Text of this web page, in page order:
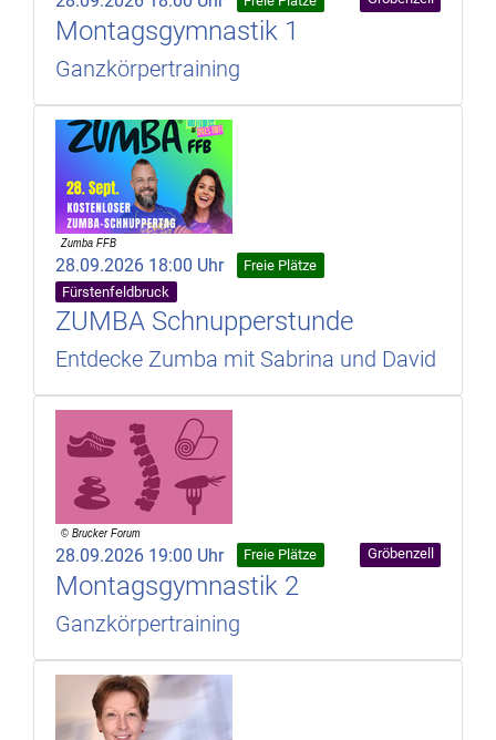
Montagsgymnastik 1
Ganzkörpertraining
28.09.2026 18:00 Uhr
Freie Plätze
Fürstenfeldbruck
ZUMBA Schnupperstunde
Entdecke Zumba mit Sabrina und David
28.09.2026 19:00 Uhr Freie Plätze Gröbenzell
Montagsgymnastik 2
Ganzkörpertraining